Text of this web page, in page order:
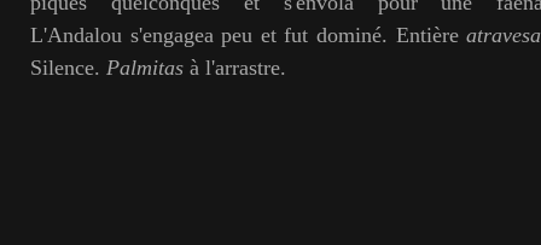
L'Andalou s'engagea peu et fut dominé. Entière
Silence. Palmitas à l'arrastre.